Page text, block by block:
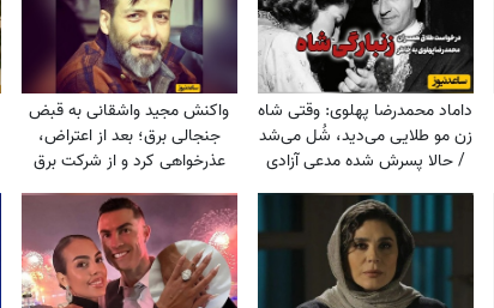
داماد محمدرضا پهلوی: وقتی شاه
زن مو طلایی می‌دید، شُل می‌شد
/ حالا پسرش شده مدعی آزادی
زنان!!!
واکنش مجید واشقانی به قبض
جنجالی برق؛ بعد از اعتراض،
عذرخواهی کرد و از شرکت برق
تشکر کرد